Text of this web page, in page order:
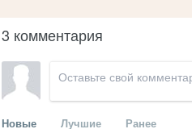
3 комментария
Новые Лучшие Ранее